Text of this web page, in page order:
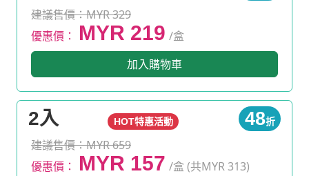
建議售價：MYR 329
優惠價：
MYR 219 /盒
加入購物車
2入 HOT特惠活動 48折
建議售價：MYR 659
優惠價：
MYR 157 /盒 (共MYR 313)